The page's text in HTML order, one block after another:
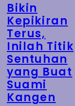
Bikin
Kepikiran
Terus,
Inilah Titik
Sentuhan
yang Buat
Suami
Kangen